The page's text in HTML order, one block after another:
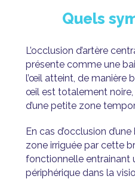
Quels
L’occlusion d’artère
présente comme une
l’œil atteint, de manière
œil est totalement noire,
d’une petite zone
En cas d’occlusion
zone irriguée par cette
fonctionnelle entrainant
périphérique dans la